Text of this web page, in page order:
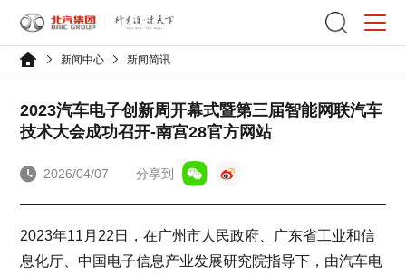
新闻中心 新闻简讯
2023汽车电子创新周开幕式暨第三届智能网联汽车
技术大会成功召开-南宫28官方网站
2026/04/07 分享到
2023年11月22日，在广州市人民政府、广东省工业和信
息化厅、中国电子信息产业发展研究院指导下，由汽车电